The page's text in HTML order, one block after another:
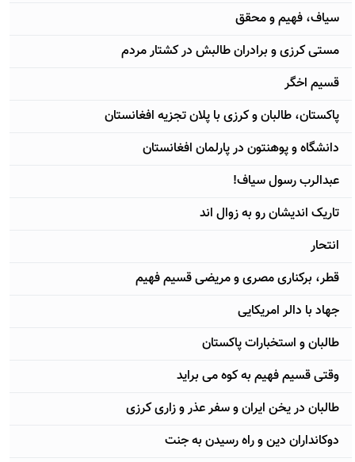
سیاف، فهیم و محقق
مستی کرزی و برادران طالبش در کشتار مردم
قسیم اخگر
پاکستان، طالبان و کرزی با پلان تجزیه افغانستان
دانشگاه و پوهنتون در پارلمان افغانستان
عبدالرب رسول سیاف!
تاریک اندیشان رو به زوال اند
انتحار
قطر، برکناری مصری و مریضی قسیم فهیم
جهاد با دالر امریکایی
طالبان و استخبارات پاکستان
وقتی قسیم فهیم به کوه می براید
طالبان در یخن ایران و سفر عذر و زاری کرزی
دوکانداران دین و راه رسیدن به جنت